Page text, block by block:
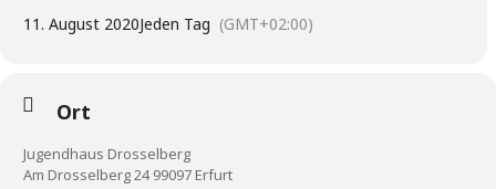
11. August 2020Jeden Tag (GMT+02:00)
Ort
Jugendhaus Drosselberg
Am Drosselberg 24 99097 Erfurt